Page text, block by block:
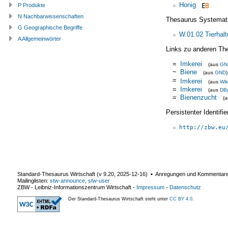
Honig
Thesaurus
W.01.02
Links zu anderen
= Imkerei (aus
~ Biene (aus GND)
= Imkerei (aus
= Imkerei (aus
= Bienenzucht
Persistenter
http://
P Produkte
N Nachbarwissenschaften
G Geographische Begriffe
A Allgemeinwörter
Standard-Thesaurus Wirtschaft (v 9.20 2025-12-16) ▪ Anregungen und
Mailinglisten: stw-announce stw-user
ZBW - Leibniz-Informationszentrum Wirtschaft - Impressum - Datenschutz
Der Standard-Thesaurus Wirtschaft steht unter CC BY 4.0